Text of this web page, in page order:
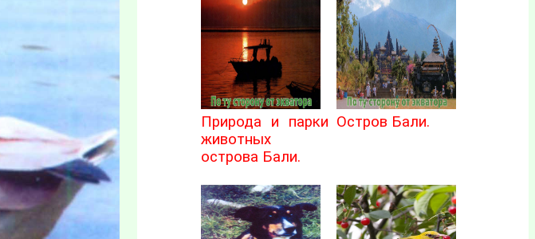
Природа и парки
животных
острова Бали.
Остров Бали.